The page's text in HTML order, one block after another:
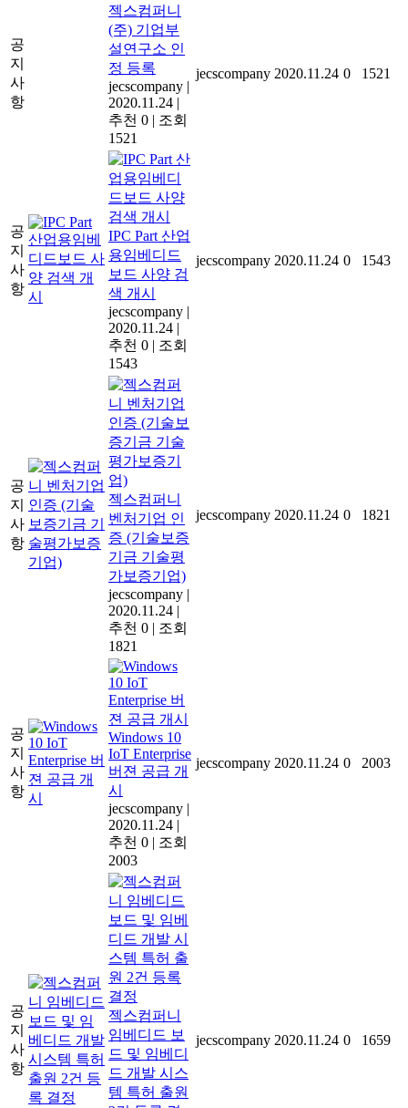
공
지
사
항
젝스컴퍼니
(주) 기업부
설연구소 인
정 등록
jecscompany |
2020.11.24 |
추천 0 | 조회
1521
jecscompany 2020.11.24 0 1521
공
지
사
항
IPC Part 산업
용임베디드
보드 사양 검
색 개시
jecscompany |
2020.11.24 |
추천 0 | 조회
1543
jecscompany 2020.11.24 0 1543
공
지
사
항
젝스컴퍼니
벤처기업 인
증 (기술보증
기금 기술평
가보증기업)
jecscompany |
2020.11.24 |
추천 0 | 조회
1821
jecscompany 2020.11.24 0 1821
공
지
사
항
Windows 10
IoT Enterprise
버젼 공급 개
시
jecscompany |
2020.11.24 |
추천 0 | 조회
2003
jecscompany 2020.11.24 0 2003
공
지
사
항
젝스컴퍼니
임베디드 보
드 및 임베디
드 개발 시스
템 특허 출원
jecscompany 2020.11.24 0 1659